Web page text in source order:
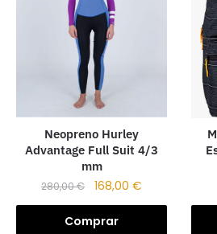
Neopreno Hurley
Advantage Full Suit 4/3
mm
280,00€ 168,00€
Comprar